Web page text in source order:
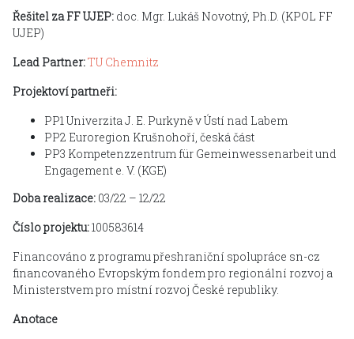
Řešitel za FF UJEP: doc. Mgr. Lukáš Novotný, Ph.D. (KPOL FF
UJEP)
Lead Partner:TU Chemnitz
Projektoví partneři:
PP1 Univerzita J. E. Purkyně v Ústí nad Labem
PP2 Euroregion Krušnohoří, česká část
PP3 Kompetenzzentrum für Gemeinwessenarbeit und
Engagement e. V. (KGE)
Doba realizace: 03/22 – 12/22
Číslo projektu:100583614
Financováno z programu přeshraniční spolupráce sn-cz
financovaného Evropským fondem pro regionální rozvoj a
Ministerstvem pro místní rozvoj České republiky.
Anotace